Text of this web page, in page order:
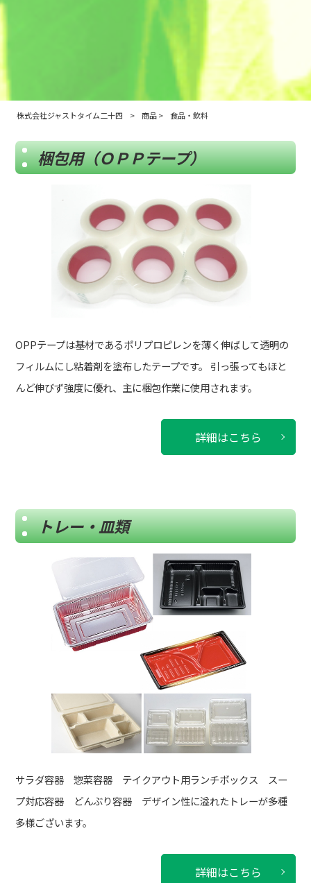
株式会社ジャストタイム二十四 > 商品> 食品・飲料
梱包用（ＯＰＰテープ）
OPPテープは基材であるポリプロピレンを薄く伸ばして透明の
フィルムにし粘着剤を塗布したテープです。 引っ張ってもほと
んど伸びず強度に優れ、主に梱包作業に使用されます。
詳細はこちら
トレー・皿類
サラダ容器 惣菜容器 テイクアウト用ランチボックス スー
プ対応容器 どんぶり容器 デザイン性に溢れたトレーが多種
多様ございます。
詳細はこちら